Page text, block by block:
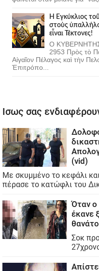
Ἡ Ἐγκύκλιος
στοὺς
εἶναι Τέκτονες!
Ο
2953 Πρὸς τὸ
Αἰγαῖον Πέλαγος καὶ τὴν
Ἐπιτρόπο...